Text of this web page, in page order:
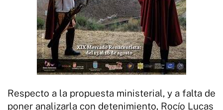
Respecto a la propuesta ministerial, y a falta de
poner analizarla con detenimiento, Rocío Lucas